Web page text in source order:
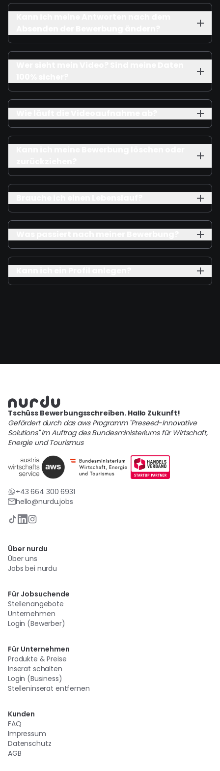
Tschüss Bewerbungsschreiben. Hallo Zukunft!
Gefördert durch das aws Programm "Preseed-Innovative
Solutions" Im Auftrag des Bundesministeriums für Wirtschaft,
Energie und Tourismus
+43 664 300 6931
hello@nurdu.jobs
Über nurdu
Über uns
Jobs bei nurdu
Für Jobsuchende
Stellenangebote
Unternehmen
Login (Bewerber)
Für Unternehmen
Produkte & Preise
Inserat schalten
Login (Business)
Stelleninserat entfernen
Kunden
FAQ
Impressum
Datenschutz
AGB